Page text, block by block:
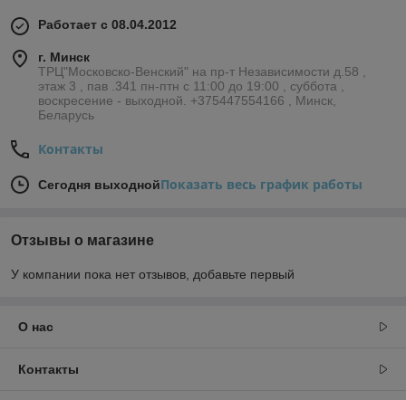
Работает с 08.04.2012
г. Минск
ТРЦ"Московско-Венский" на пр-т Независимости д.58 ,
этаж 3 , пав .341 пн-птн с 11:00 до 19:00 , суббота ,
воскресение - выходной. +375447554166 , Минск,
Беларусь
Контакты
Сегодня выходнойПоказать весь график работы
Отзывы о магазине
У компании пока нет отзывов, добавьте первый
О нас
Контакты